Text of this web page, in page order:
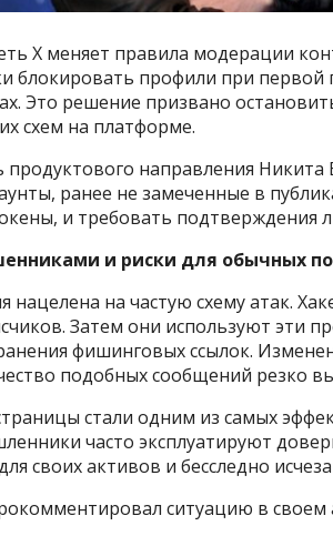
X меняет правила модерации
блокировать профили при
Это решение призвано
схем на платформе.
направления Никита
ранее не замеченные в
и требовать подтверждения
и риски для обычных
нацелена на частую схему атак.
Затем они используют эти
фишинговых ссылок.
подобных сообщений резко
стали одним из самых
часто эксплуатируют
своих активов и бесследно
ситуацию в своем